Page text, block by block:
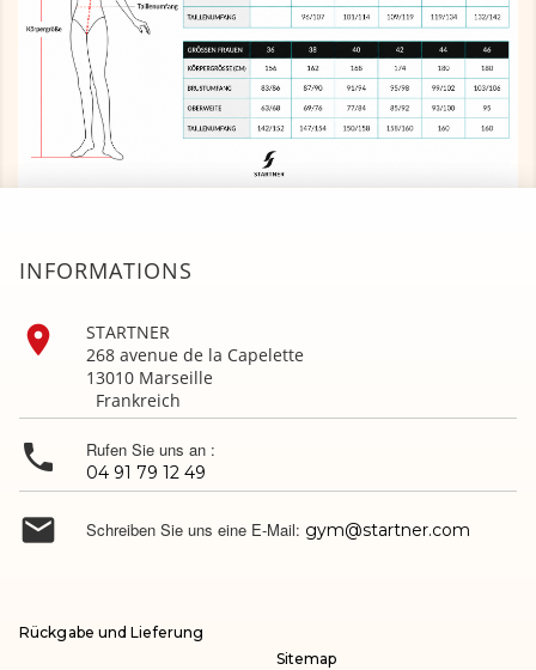
INFORMATIONS

STARTNER
268 avenue de la Capelette
13010 Marseille
Frankreich
 Rufen Sie uns an :
04 91 79 12 49
 Schreiben Sie uns eine E-Mail: gym@startner.com
Rückgabe und Lieferung
Sitemap